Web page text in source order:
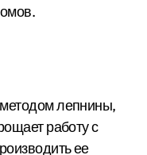
лепнины,
работу с
ее